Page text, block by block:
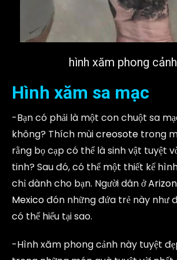
hình xăm phong
Hình xăm sa mạc
-Bạn có phải là một con chuột sa
không? Thích mùicreosote trong
rằng bọ cạp có thể là sinh vật tuyệt
tinh? Sau đó, có thể một thiết kế
chỉ dành cho bạn. Người dân ở
Mexicođón những đứa trẻ này như
có thể hiểu tại sao.
-Hình xăm phong cảnh này tuyệt